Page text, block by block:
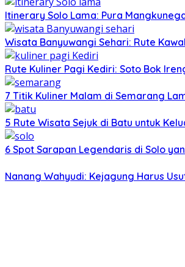
Itinerary Solo Lama: Pura
Wisata Banyuwangi Sehari: Rute
Rute Kuliner Pagi Kediri: Soto Bok
7 Titik Kuliner Malam di Semarang
5 Rute Wisata Sejuk di Batu untuk
6 Spot Sarapan Legendaris di Solo
Nanang Wahyudi: Kejagung Harus